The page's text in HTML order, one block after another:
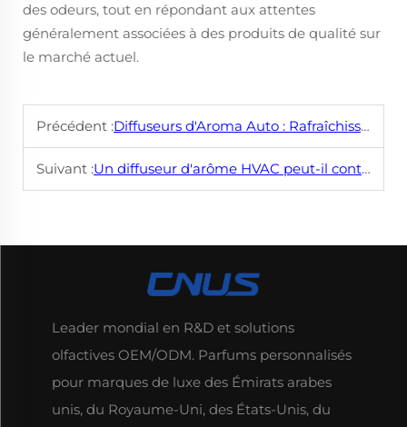
des odeurs, tout en répondant aux attentes
généralement associées à des produits de qualité sur
le marché actuel.
Précédent :Diffuseurs d'Aroma Auto : Rafraîchissez Votre Voiture en Un Tournemain
Suivant :Un diffuseur d'arôme HVAC peut-il contribuer à la satisfaction des clients dans les entreprises ?
Leader mondial en R&D et solutions
olfactives OEM/ODM. Parfums personnalisés
pour marques de luxe des Émirats arabes
unis, du Royaume-Uni, des États-Unis, du